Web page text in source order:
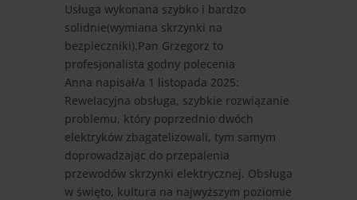
Usługa wykonana szybko i bardzo
solidnie(wymiana skrzynki na
bezpieczniki).Pan Grzegorz to
profesjonalista godny polecenia
Anna napisał/a 1 listopada 2025:
Rewelacyjna obsługa, szybkie rozwiązanie
problemu, który poprzednio dwóch
elektryków zbagatelizowali, tym samym
doprowadzając do przepalenia
przewodów skrzynki elektrycznej. Obsługa
w święto, kultura na najwyższym poziomie